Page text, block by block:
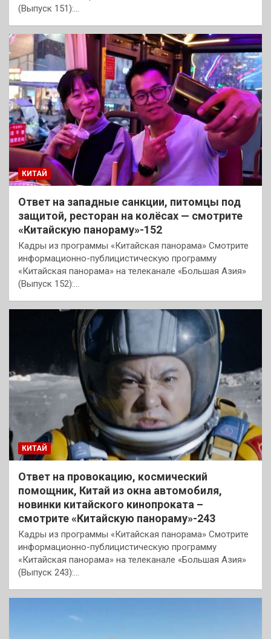
(Выпуск 151):…
КИТАЙ
Ответ на западные санкции, питомцы под
защитой, ресторан на колёсах — смотрите
«Китайскую панораму»-152
Кадры из программы «Китайская панорама» Смотрите
информационно-публицистическую программу
«Китайская панорама» на телеканале «Большая Азия»
(Выпуск 152):…
КИТАЙ
Ответ на провокацию, космический
помощник, Китай из окна автомобиля,
новинки китайского кинопроката –
смотрите «Китайскую панораму»-243
Кадры из программы «Китайская панорама» Смотрите
информационно-публицистическую программу
«Китайская панорама» на телеканале «Большая Азия»
(Выпуск 243):…